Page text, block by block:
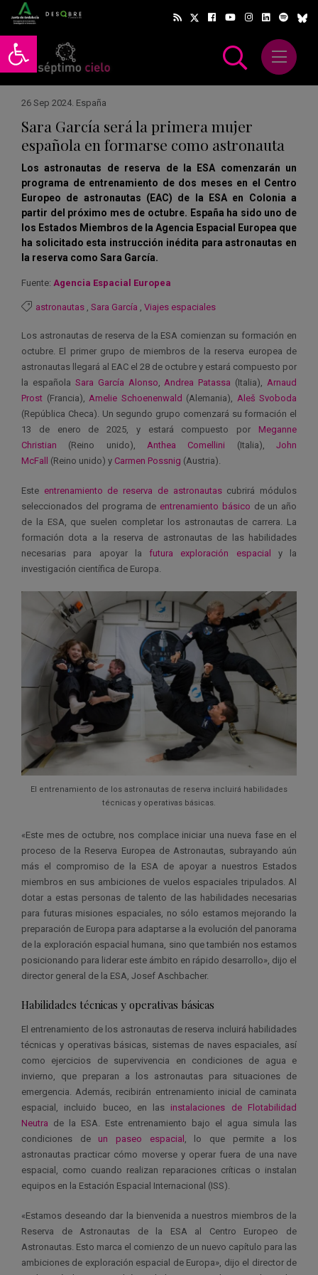
Abrir barra de herramientas
Abrir
26 Sep 2024. España
Sara García será la primera mujer
española en formarse como astronauta
Los astronautas de reserva de la ESA comenzarán un
programa de entrenamiento de dos meses en el Centro
Europeo de astronautas (EAC) de la ESA en Colonia a
partir del próximo mes de octubre. España ha sido uno de
los Estados Miembros de la Agencia Espacial Europea que
ha solicitado esta instrucción inédita para astronautas en
la reserva como Sara García.
Fuente: Agencia Espacial Europea
astronautas , Sara García , Viajes espaciales
Los astronautas de reserva de la ESA comienzan su formación en
octubre. El primer grupo de miembros de la reserva europea de
astronautas llegará al EAC el 28 de octubre y estará compuesto por
la española Sara García Alonso,Andrea Patassa (Italia), Arnaud
Prost (Francia), Amelie Schoenenwald (Alemania), Aleš Svoboda
(República Checa). Un segundo grupo comenzará su formación el
13 de enero de 2025, y estará compuesto por Meganne
Christian (Reino unido), Anthea Comellini (Italia),John
McFall
(Reino unido) y Carmen Possnig (Austria).
Este entrenamiento de reserva de astronautascubrirá módulos
seleccionados del programa de entrenamiento básico de un año
de la ESA, que suelen completar los astronautas de carrera. La
formación dota a la reserva de astronautas de las habilidades
necesarias para apoyar la futura exploración espacial
y la
investigación científica de Europa.
El entrenamiento de los astronautas de reserva incluirá habilidades
técnicas y operativas básicas.
«Este mes de octubre, nos complace iniciar una nueva fase en el
proceso de la Reserva Europea de Astronautas, subrayando aún
más el compromiso de la ESA de apoyar a nuestros Estados
miembros en sus ambiciones de vuelos espaciales tripulados. Al
dotar a estas personas de talento de las habilidades necesarias
para futuras misiones espaciales, no sólo estamos mejorando la
preparación de Europa para adaptarse a la evolución del panorama
de la exploración espacial humana, sino que también nos estamos
posicionando para liderar este ámbito en rápido desarrollo», dijo el
director general de la ESA, Josef Aschbacher.
Habilidades técnicas y operativas básicas
El entrenamiento de los astronautas de reserva incluirá habilidades
técnicas y operativas básicas, sistemas de naves espaciales, así
como ejercicios de supervivencia en condiciones de agua e
invierno, que preparan a los astronautas para situaciones de
emergencia. Además, recibirán entrenamiento inicial de caminata
espacial, incluido buceo, en las instalaciones de Flotabilidad
Neutra de la ESA. Este entrenamiento bajo el agua simula las
condiciones de un paseo espacial
, lo que permite a los
astronautas practicar cómo moverse y operar fuera de una nave
espacial, como cuando realizan reparaciones críticas o instalan
equipos en la Estación Espacial Internacional (ISS).
«Estamos deseando dar la bienvenida a nuestros miembros de la
Reserva de Astronautas de la ESA al Centro Europeo de
Astronautas. Esto marca el comienzo de un nuevo capítulo para las
ambiciones de exploración espacial de Europa», dijo el director de